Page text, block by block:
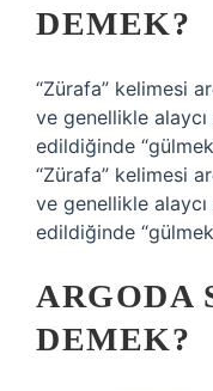
DEMEK?
“Zürafa” kelimesi
ve genellikle
edildiğinde
“Zürafa” kelimesi
ve genellikle
edildiğinde
ARGODA
DEMEK?